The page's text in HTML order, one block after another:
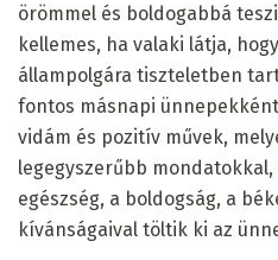
örömmel és boldogabbá
kellemes, ha valaki látja,
állampolgára tiszteletben
fontos másnapi
vidám és pozitív művek,
legegyszerűbb mondatokkal,
egészség, a boldogság, a
kívánságaival töltik ki az